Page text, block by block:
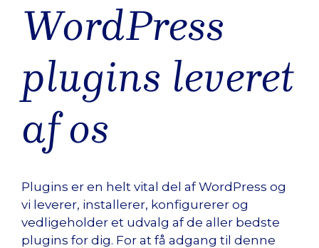
WordPress
plugins leveret
af os
Plugins er en helt vital del af WordPress og
vi leverer, installerer, konfigurerer og
vedligeholder et udvalg af de aller bedste
plugins for dig. For at få adgang til denne